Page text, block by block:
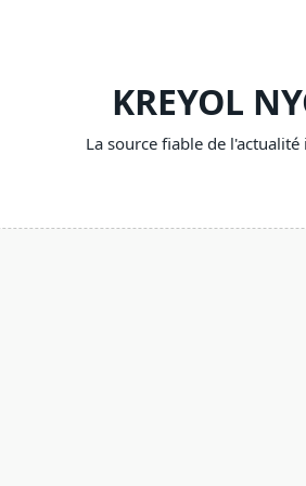
KREYOL
La source fiable de